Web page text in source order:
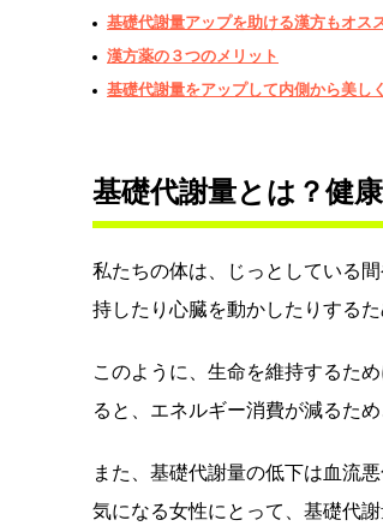
基礎代謝量アップを助ける漢方もオス
漢方薬の３つのメリット
基礎代謝量をアップして内側から美し
基礎代謝量とは？健
私たちの体は、じっとしている
持したり心臓を動かしたりする
このように、生命を維持するた
ると、エネルギー消費が減るた
また、基礎代謝量の低下は血流
気になる女性にとって、基礎代